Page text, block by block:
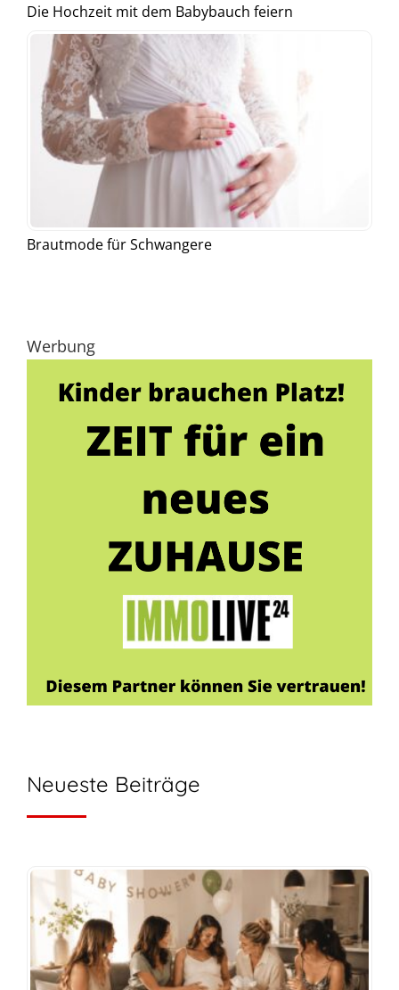
Die Hochzeit mit dem Babybauch feiern
Brautmode für Schwangere
Werbung
Neueste Beiträge